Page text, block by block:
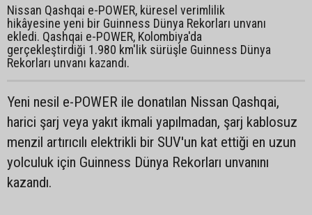
Nissan Qashqai e-POWER, küresel verimlilik
hikâyesine yeni bir Guinness Dünya Rekorları unvanı
ekledi. Qashqai e-POWER, Kolombiya'da
gerçekleştirdiği 1.980 km'lik sürüşle Guinness Dünya
Rekorları unvanı kazandı.
Yeni nesil e-POWER ile donatılan Nissan Qashqai,
harici şarj veya yakıt ikmali yapılmadan, şarj kablosuz
menzil artırıcılı elektrikli bir SUV'un kat ettiği en uzun
yolculuk için Guinness Dünya Rekorları unvanını
kazandı.